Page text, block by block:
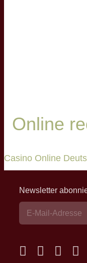
Online
Casino Online
Newsletter